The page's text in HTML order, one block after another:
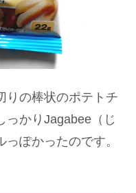
りの棒状のポテトチ
っかりJagabee（じ
ぽかったのです。